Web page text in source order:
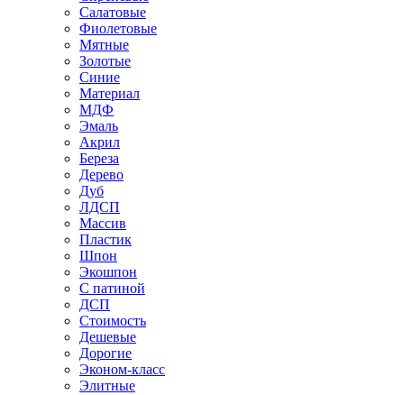
Салатовые
Фиолетовые
Мятные
Золотые
Синие
Материал
МДФ
Эмаль
Акрил
Береза
Дерево
Дуб
ЛДСП
Массив
Пластик
Шпон
Экошпон
С патиной
ДСП
Стоимость
Дешевые
Дорогие
Эконом-класс
Элитные